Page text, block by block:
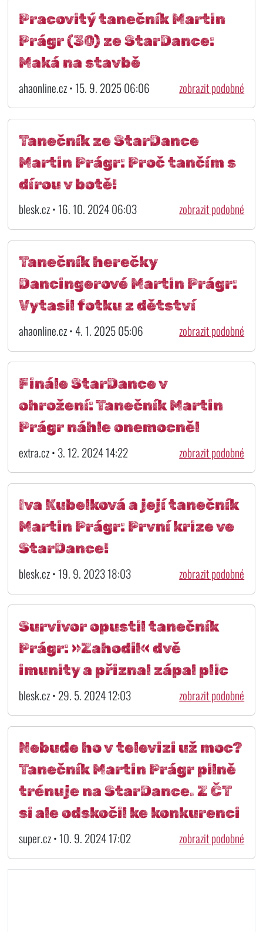
Pracovitý tanečník Martin
Prágr (30) ze StarDance:
Maká na stavbě
ahaonline.cz • 15. 9. 2025 06:06 zobrazit podobné
Tanečník ze StarDance
Martin Prágr: Proč tančím s
dírou v botě!
blesk.cz • 16. 10. 2024 06:03 zobrazit podobné
Tanečník herečky
Dancingerové Martin Prágr:
Vytasil fotku z dětství
ahaonline.cz • 4. 1. 2025 05:06 zobrazit podobné
Finále StarDance v
ohrožení: Tanečník Martin
Prágr náhle onemocněl
extra.cz • 3. 12. 2024 14:22 zobrazit podobné
Iva Kubelková a její tanečník
Martin Prágr: První krize ve
StarDance!
blesk.cz • 19. 9. 2023 18:03 zobrazit podobné
Survivor opustil tanečník
Prágr: »Zahodil« dvě
imunity a přiznal zápal plic
blesk.cz • 29. 5. 2024 12:03 zobrazit podobné
Nebude ho v televizi už moc?
Tanečník Martin Prágr pilně
trénuje na StarDance. Z ČT
si ale odskočil ke konkurenci
super.cz • 10. 9. 2024 17:02 zobrazit podobné